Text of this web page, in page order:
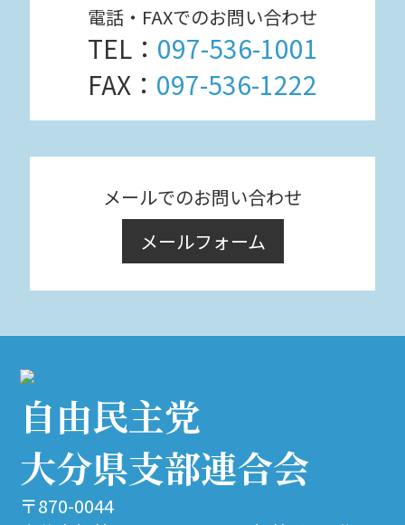
電話・FAXでのお問い合わせ
TEL： 097-536-1001
FAX： 097-536-1222
メールでのお問い合わせ
メールフォーム
自由民主党
大分県支部連合会
〒870-0044